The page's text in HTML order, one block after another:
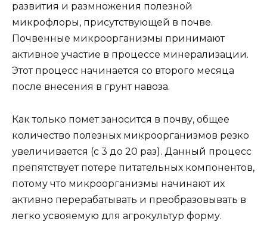
развития и размножения полезной
микрофлоры, присутствующей в почве.
Почвенные микроорганизмы принимают
активное участие в процессе минерализации.
Этот процесс начинается со второго месяца
после внесения в грунт навоза.
Как только помет заносится в почву, общее
количество полезных микроорганизмов резко
увеличивается (с 3 до 20 раз). Данный процесс
препятствует потере питательных компонентов,
потому что микроорганизмы начинают их
активно перерабатывать и преобразовывать в
легко усвояемую для агрокультур форму.